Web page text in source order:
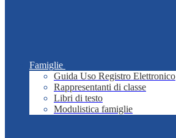
Famiglie
Guida Uso Registro Elettronico
Rappresentanti di classe
Libri di testo
Modulistica famiglie